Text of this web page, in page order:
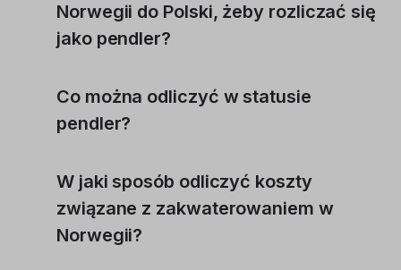
Norwegii do Polski, żeby rozliczać się
jako pendler?
Co można odliczyć w statusie
pendler?
W jaki sposób odliczyć koszty
związane z zakwaterowaniem w
Norwegii?